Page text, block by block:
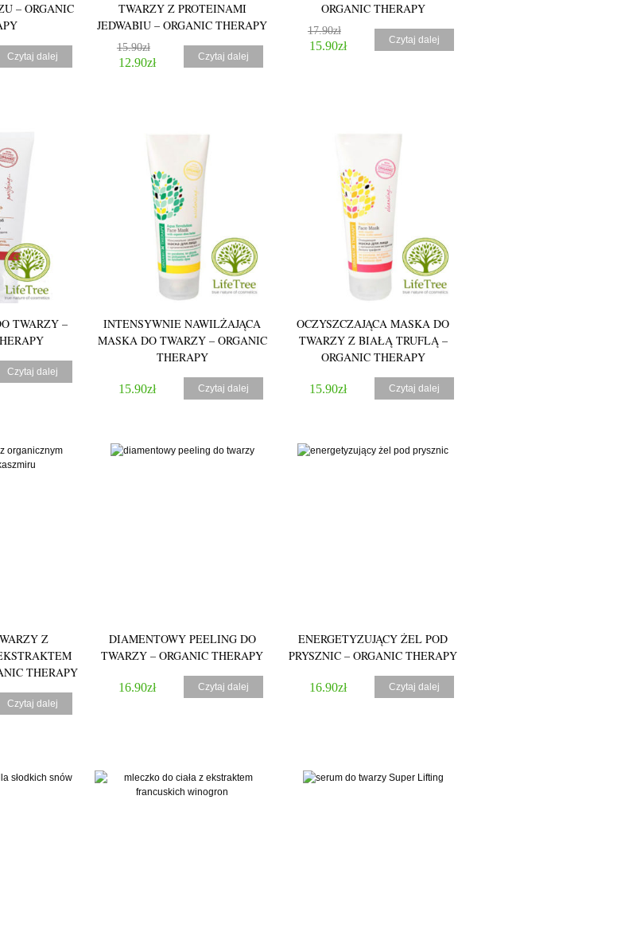
– ORGANIC
Czytaj dalej
TWARZY Z PROTEINAMI
JEDWABIU – ORGANIC THERAPY
15.90zł
12.90zł Czytaj dalej
ORGANIC THERAPY
17.90zł
15.90zł Czytaj dalej
TWARZY –
Czytaj dalej
INTENSYWNIE NAWILŻAJĄCA
MASKA DO TWARZY – ORGANIC
THERAPY
15.90zł Czytaj dalej
OCZYSZCZAJĄCA MASKA DO
TWARZY Z BIAŁĄ TRUFLĄ –
ORGANIC THERAPY
15.90zł Czytaj dalej
Z
THERAPY
Czytaj dalej
DIAMENTOWY PEELING DO
TWARZY – ORGANIC THERAPY
16.90zł Czytaj dalej
ENERGETYZUJĄCY ŻEL POD
PRYSZNIC – ORGANIC THERAPY
16.90zł Czytaj dalej